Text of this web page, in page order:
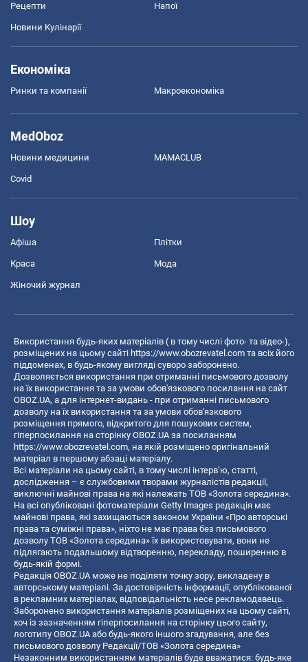
Рецепти Напої
Новини Кулінарії
Економіка
Ринки та компанії Макроекономіка
MedOboz
Новини медицини MAMACLUB
Covid
Шоу
Афіша Плітки
Краса Мода
Жіночий журнал
Використання будь-яких матеріалів ( в тому числі фото- та відео-),
розміщених на цьому сайті https://www.obozrevatel.com та всіх його
піддоменах, в будь-якому вигляді суворо заборонено.
Дозволяється використання при отриманні письмового дозволу
на їх використання та за умови обов'язкового посилання на сайт
OBOZ.UA, а для інтернет-видань - при отриманні письмового
дозволу на їх використання та за умови обов'язкового
розміщення прямого, відкритого для пошукових систем,
гіперпосилання на сторінку OBOZ.UA за посиланням
https://www.obozrevatel.com, на якій розміщено оригінальний
матеріал в першому абзаці матеріалу.
Всі матеріали на цьому сайті, в тому числі інтерв’ю, статті,
дослідження – є службовими творами журналістів редакції,
виключні майнові права на які належать ТОВ «Золота середина».
На всі опубліковані фотоматеріали Getty Images редакція має
майнові права, які захищаються законом України «Про авторські
права та суміжні права», ніхто не має права без письмового
дозволу ТОВ «Золота середина» їх використовувати, вони не
підлягають подальшому відтворенню, перекладу, поширенню в
будь-якій формі.
Редакція OBOZ.UA може не поділяти точку зору, викладену в
авторському матеріалі. За достовірність інформації, опублікованої
в рекламних матеріалах, відповідальність несе рекламодавець.
Заборонено використання матеріалів розміщених на цьому сайті,
хоч із зазначенням гіперпосилання на сторінку цього сайту,
логотипу OBOZ.UA або будь-якого іншого згадування, але без
письмового дозволу Редакції/ТОВ «Золота середина»
Незаконним використанням матеріалів буде вважатися: будь-яке